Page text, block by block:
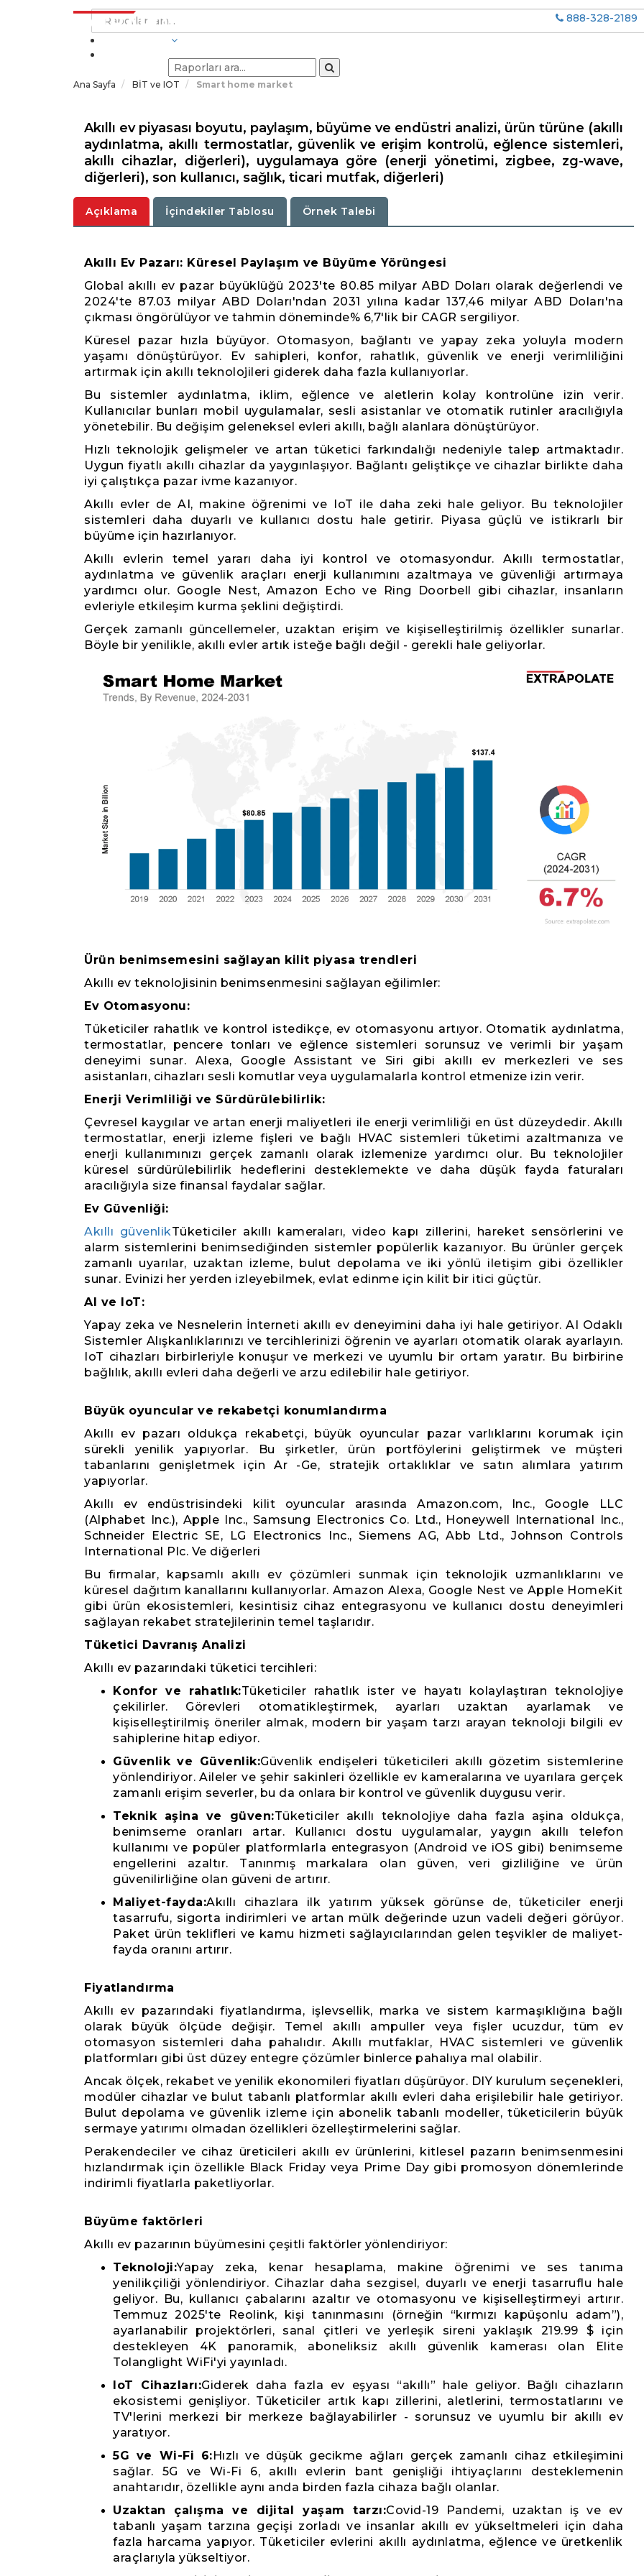
888-328-2189
Ana Sayfa BİT ve IOT Smart home market
Akıllı ev piyasası boyutu, paylaşım, büyüme ve endüstri analizi, ürün türüne (akıllı
aydınlatma, akıllı termostatlar, güvenlik ve erişim kontrolü, eğlence sistemleri,
akıllı cihazlar, diğerleri), uygulamaya göre (enerji yönetimi, zigbee, zg-wave,
diğerleri), son kullanıcı, sağlık, ticari mutfak, diğerleri)
Açıklama İçindekiler Tablosu Örnek Talebi
Akıllı Ev Pazarı: Küresel Paylaşım ve Büyüme Yörüngesi
Global akıllı ev pazar büyüklüğü 2023'te 80.85 milyar ABD Doları olarak değerlendi ve
2024'te 87.03 milyar ABD Doları'ndan 2031 yılına kadar 137,46 milyar ABD Doları'na
çıkması öngörülüyor ve tahmin döneminde% 6,7'lik bir CAGR sergiliyor.
Küresel pazar hızla büyüyor. Otomasyon, bağlantı ve yapay zeka yoluyla modern
yaşamı dönüştürüyor. Ev sahipleri, konfor, rahatlık, güvenlik ve enerji verimliliğini
artırmak için akıllı teknolojileri giderek daha fazla kullanıyorlar.
Bu sistemler aydınlatma, iklim, eğlence ve aletlerin kolay kontrolüne izin verir.
Kullanıcılar bunları mobil uygulamalar, sesli asistanlar ve otomatik rutinler aracılığıyla
yönetebilir. Bu değişim geleneksel evleri akıllı, bağlı alanlara dönüştürüyor.
Hızlı teknolojik gelişmeler ve artan tüketici farkındalığı nedeniyle talep artmaktadır.
Uygun fiyatlı akıllı cihazlar da yaygınlaşıyor. Bağlantı geliştikçe ve cihazlar birlikte daha
iyi çalıştıkça pazar ivme kazanıyor.
Akıllı evler de AI, makine öğrenimi ve IoT ile daha zeki hale geliyor. Bu teknolojiler
sistemleri daha duyarlı ve kullanıcı dostu hale getirir. Piyasa güçlü ve istikrarlı bir
büyüme için hazırlanıyor.
Akıllı evlerin temel yararı daha iyi kontrol ve otomasyondur. Akıllı termostatlar,
aydınlatma ve güvenlik araçları enerji kullanımını azaltmaya ve güvenliği artırmaya
yardımcı olur. Google Nest, Amazon Echo ve Ring Doorbell gibi cihazlar, insanların
evleriyle etkileşim kurma şeklini değiştirdi.
Gerçek zamanlı güncellemeler, uzaktan erişim ve kişiselleştirilmiş özellikler sunarlar.
Böyle bir yenilikle, akıllı evler artık isteğe bağlı değil - gerekli hale geliyorlar.
Ürün benimsemesini sağlayan kilit piyasa trendleri
Akıllı ev teknolojisinin benimsenmesini sağlayan eğilimler:
Ev Otomasyonu:
Tüketiciler rahatlık ve kontrol istedikçe, ev otomasyonu artıyor. Otomatik aydınlatma,
termostatlar, pencere tonları ve eğlence sistemleri sorunsuz ve verimli bir yaşam
deneyimi sunar. Alexa, Google Assistant ve Siri gibi akıllı ev merkezleri ve ses
asistanları, cihazları sesli komutlar veya uygulamalarla kontrol etmenize izin verir.
Enerji Verimliliği ve Sürdürülebilirlik:
Çevresel kaygılar ve artan enerji maliyetleri ile enerji verimliliği en üst düzeydedir. Akıllı
termostatlar, enerji izleme fişleri ve bağlı HVAC sistemleri tüketimi azaltmanıza ve
enerji kullanımınızı gerçek zamanlı olarak izlemenize yardımcı olur. Bu teknolojiler
küresel sürdürülebilirlik hedeflerini desteklemekte ve daha düşük fayda faturaları
aracılığıyla size finansal faydalar sağlar.
Ev Güvenliği:
Akıllı güvenlikTüketiciler akıllı kameraları, video kapı zillerini, hareket sensörlerini ve
alarm sistemlerini benimsediğinden sistemler popülerlik kazanıyor. Bu ürünler gerçek
zamanlı uyarılar, uzaktan izleme, bulut depolama ve iki yönlü iletişim gibi özellikler
sunar. Evinizi her yerden izleyebilmek, evlat edinme için kilit bir itici güçtür.
AI ve IoT:
Yapay zeka ve Nesnelerin İnterneti akıllı ev deneyimini daha iyi hale getiriyor. AI Odaklı
Sistemler Alışkanlıklarınızı ve tercihlerinizi öğrenin ve ayarları otomatik olarak ayarlayın.
IoT cihazları birbirleriyle konuşur ve merkezi ve uyumlu bir ortam yaratır. Bu birbirine
bağlılık, akıllı evleri daha değerli ve arzu edilebilir hale getiriyor.
Büyük oyuncular ve rekabetçi konumlandırma
Akıllı ev pazarı oldukça rekabetçi, büyük oyuncular pazar varlıklarını korumak için
sürekli yenilik yapıyorlar. Bu şirketler, ürün portföylerini geliştirmek ve müşteri
tabanlarını genişletmek için Ar -Ge, stratejik ortaklıklar ve satın alımlara yatırım
yapıyorlar.
Akıllı ev endüstrisindeki kilit oyuncular arasında Amazon.com, Inc., Google LLC
(Alphabet Inc.), Apple Inc., Samsung Electronics Co. Ltd., Honeywell International Inc.,
Schneider Electric SE, LG Electronics Inc., Siemens AG, Abb Ltd., Johnson Controls
International Plc. Ve diğerleri
Bu firmalar, kapsamlı akıllı ev çözümleri sunmak için teknolojik uzmanlıklarını ve
küresel dağıtım kanallarını kullanıyorlar. Amazon Alexa, Google Nest ve Apple HomeKit
gibi ürün ekosistemleri, kesintisiz cihaz entegrasyonu ve kullanıcı dostu deneyimleri
sağlayan rekabet stratejilerinin temel taşlarıdır.
Tüketici Davranış Analizi
Akıllı ev pazarındaki tüketici tercihleri:
Konfor ve rahatlık:Tüketiciler rahatlık ister ve hayatı kolaylaştıran teknolojiye
çekilirler. Görevleri otomatikleştirmek, ayarları uzaktan ayarlamak ve
kişiselleştirilmiş öneriler almak, modern bir yaşam tarzı arayan teknoloji bilgili ev
sahiplerine hitap ediyor.
Güvenlik ve Güvenlik:Güvenlik endişeleri tüketicileri akıllı gözetim sistemlerine
yönlendiriyor. Aileler ve şehir sakinleri özellikle ev kameralarına ve uyarılara gerçek
zamanlı erişim severler, bu da onlara bir kontrol ve güvenlik duygusu verir.
Teknik aşina ve güven:Tüketiciler akıllı teknolojiye daha fazla aşina oldukça,
benimseme oranları artar. Kullanıcı dostu uygulamalar, yaygın akıllı telefon
kullanımı ve popüler platformlarla entegrasyon (Android ve iOS gibi) benimseme
engellerini azaltır. Tanınmış markalara olan güven, veri gizliliğine ve ürün
güvenilirliğine olan güveni de artırır.
Maliyet-fayda:Akıllı cihazlara ilk yatırım yüksek görünse de, tüketiciler enerji
tasarrufu, sigorta indirimleri ve artan mülk değerinde uzun vadeli değeri görüyor.
Paket ürün teklifleri ve kamu hizmeti sağlayıcılarından gelen teşvikler de maliyet-
fayda oranını artırır.
Fiyatlandırma
Akıllı ev pazarındaki fiyatlandırma, işlevsellik, marka ve sistem karmaşıklığına bağlı
olarak büyük ölçüde değişir. Temel akıllı ampuller veya fişler ucuzdur, tüm ev
otomasyon sistemleri daha pahalıdır. Akıllı mutfaklar, HVAC sistemleri ve güvenlik
platformları gibi üst düzey entegre çözümler binlerce pahalıya mal olabilir.
Ancak ölçek, rekabet ve yenilik ekonomileri fiyatları düşürüyor. DIY kurulum seçenekleri,
modüler cihazlar ve bulut tabanlı platformlar akıllı evleri daha erişilebilir hale getiriyor.
Bulut depolama ve güvenlik izleme için abonelik tabanlı modeller, tüketicilerin büyük
sermaye yatırımı olmadan özellikleri özelleştirmelerini sağlar.
Perakendeciler ve cihaz üreticileri akıllı ev ürünlerini, kitlesel pazarın benimsenmesini
hızlandırmak için özellikle Black Friday veya Prime Day gibi promosyon dönemlerinde
indirimli fiyatlarla paketliyorlar.
Büyüme faktörleri
Akıllı ev pazarının büyümesini çeşitli faktörler yönlendiriyor:
Teknoloji:Yapay zeka, kenar hesaplama, makine öğrenimi ve ses tanıma
yenilikçiliği yönlendiriyor. Cihazlar daha sezgisel, duyarlı ve enerji tasarruflu hale
geliyor. Bu, kullanıcı çabalarını azaltır ve otomasyonu ve kişiselleştirmeyi artırır.
Temmuz 2025'te Reolink, kişi tanınmasını (örneğin “kırmızı kapüşonlu adam”),
ayarlanabilir projektörleri, sanal çitleri ve yerleşik sireni yaklaşık 219.99 $ için
destekleyen 4K panoramik, aboneliksiz akıllı güvenlik kamerası olan Elite
Tolanglight WiFi'yi yayınladı.
IoT Cihazları:Giderek daha fazla ev eşyası “akıllı” hale geliyor. Bağlı cihazların
ekosistemi genişliyor. Tüketiciler artık kapı zillerini, aletlerini, termostatlarını ve
TV'lerini merkezi bir merkeze bağlayabilirler - sorunsuz ve uyumlu bir akıllı ev
yaratıyor.
5G ve Wi-Fi 6:Hızlı ve düşük gecikme ağları gerçek zamanlı cihaz etkileşimini
sağlar. 5G ve Wi-Fi 6, akıllı evlerin bant genişliği ihtiyaçlarını desteklemenin
anahtarıdır, özellikle aynı anda birden fazla cihaza bağlı olanlar.
Uzaktan çalışma ve dijital yaşam tarzı:Covid-19 Pandemi, uzaktan iş ve ev
tabanlı yaşam tarzına geçişi zorladı ve insanlar akıllı ev yükseltmeleri için daha
fazla harcama yapıyor. Tüketiciler evlerini akıllı aydınlatma, eğlence ve üretkenlik
araçlarıyla yükseltiyor.